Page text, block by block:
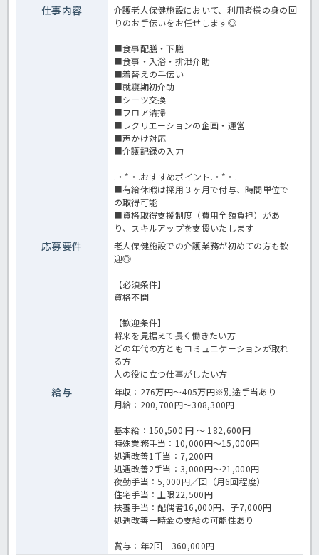
仕事内容
介護老人保健施設において、利用者様の身の回
りのお手伝いをお任せします◎
■食事配膳・下膳
■食事・入浴・排泄介助
■着替えの手伝い
■就寝期初介助
■シーツ交換
■フロア清掃
■レクリエーションの企画・運営
■声かけ対応
■介護記録の入力
.・*・.おすすめポイント.・*・.
■有給休暇は採用３ヶ月で付与、時間単位で
の取得可能
■資格取得支援制度（費用全額負担）があ
り、スキルアップを支援いたします
応募要件
老人保健施設での介護業務が初めての方も歓
迎◎
【必須条件】
資格不問
【歓迎条件】
将来を見据えて長く働きたい方
どの年代の方ともコミュニケーションが取れ
る方
人の役に立つ仕事がしたい方
給与
年収：276万円～405万円※別途手当あり
月給：200,700円～308,300円
基本給：150,500 円 〜 182,600円
特殊業務手当：10,000円～15,000円
処遇改善1手当：7,200円
処遇改善2手当：3,000円～21,000円
夜勤手当：5,000円／回（月6回程度）
住宅手当：上限22,500円
扶養手当：配偶者16,000円、子7,000円
処遇改善一時金の支給の可能性あり
賞与：年2回 360,000円